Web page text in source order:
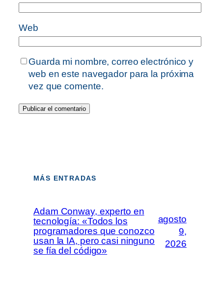
Web
Guarda mi nombre, correo electrónico y
web en este navegador para la próxima
vez que comente.
MÁS ENTRADAS
Adam Conway, experto en
tecnología: «Todos los
programadores que conozco
usan la IA, pero casi ninguno
se fía del código»
agosto
9,
2026